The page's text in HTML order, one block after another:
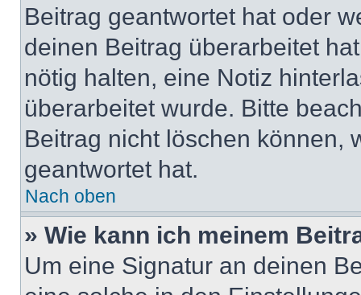
Beitrag geantwortet hat oder
deinen Beitrag überarbeitet
nötig halten, eine Notiz
überarbeitet wurde. Bitte
Beitrag nicht löschen können,
geantwortet hat.
Nach oben
» Wie kann ich meinem
Um eine Signatur an deinen